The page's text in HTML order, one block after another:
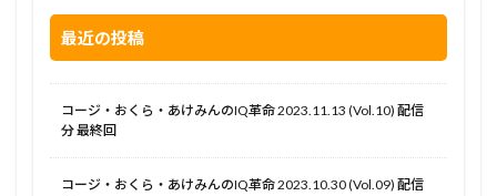
最近の投稿
コージ・おくら・あけみんのIQ革命 2023.11.13 (Vol.10) 配信
分 最終回
コージ・おくら・あけみんのIQ革命 2023.10.30 (Vol.09) 配信